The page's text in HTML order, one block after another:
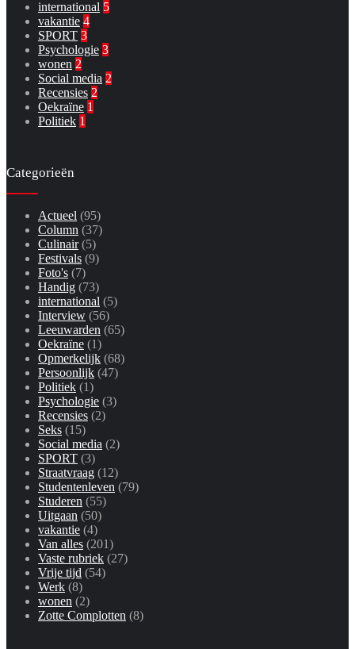
international 5
vakantie 4
SPORT 3
Psychologie 3
wonen 2
Social media 2
Recensies 2
Oekraïne 1
Politiek 1
Categorieën
Actueel (95)
Column (37)
Culinair(5)
Festivals (9)
Foto's (7)
Handig (73)
international (5)
Interview (56)
Leeuwarden (65)
Oekraïne (1)
Opmerkelijk (68)
Persoonlijk (47)
Politiek (1)
Psychologie (3)
Recensies (2)
Seks (15)
Social media (2)
SPORT (3)
Straatvraag (12)
Studentenleven (79)
Studeren (55)
Uitgaan (50)
vakantie (4)
Van alles (201)
Vaste rubriek (27)
Vrije tijd (54)
Werk (8)
wonen (2)
Zotte Complotten (8)